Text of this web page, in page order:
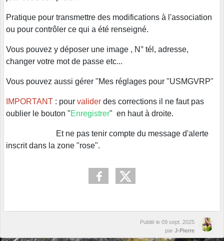
Pratique pour transmettre des modifications à l'association
ou pour contrôler ce qui a été renseigné.
Vous pouvez y déposer une image , N° tél, adresse,
changer votre mot de passe etc...
Vous pouvez aussi gérer "Mes réglages pour "USMGVRP"
IMPORTANT : pour valider des corrections il ne faut pas
oublier le bouton "Enregistrer" en haut à droite.
Et ne pas tenir compte du message d'alerte
inscrit dans la zone "rose".
Publié le 09 sept. 2025
par J-Pierre